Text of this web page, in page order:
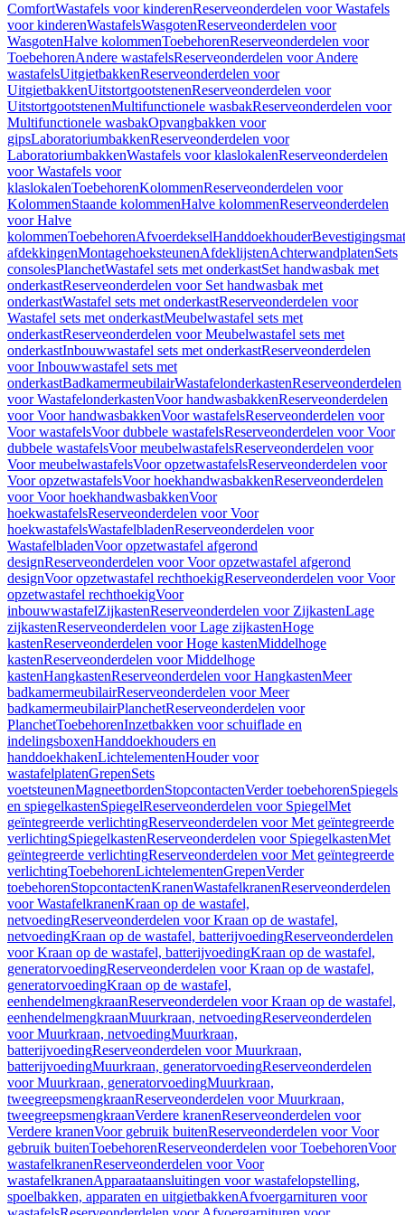
ComfortWastafels voor kinderenReserveonderdelen voor Wastafels
voor kinderenWastafelsWasgotenReserveonderdelen voor
WasgotenHalve kolommenToebehorenReserveonderdelen voor
ToebehorenAndere wastafelsReserveonderdelen voor Andere
wastafelsUitgietbakkenReserveonderdelen voor
UitgietbakkenUitstortgootstenenReserveonderdelen voor
UitstortgootstenenMultifunctionele wasbakReserveonderdelen voor
Multifunctionele wasbakOpvangbakken voor
gipsLaboratoriumbakkenReserveonderdelen voor
LaboratoriumbakkenWastafels voor klaslokalenReserveonderdelen
voor Wastafels voor
klaslokalenToebehorenKolommenReserveonderdelen voor
KolommenStaande kolommenHalve kolommenReserveonderdelen
voor Halve
kolommenToebehorenAfvoerdekselHanddoekhouder
afdekkingenMontagehoeksteunenAfdeklijstenAchterwandplatenSets
consolesPlanchetWastafel sets met onderkastSet handwasbak met
onderkastReserveonderdelen voor Set handwasbak met
onderkastWastafel sets met onderkastReserveonderdelen voor
Wastafel sets met onderkastMeubelwastafel sets met
onderkastReserveonderdelen voor Meubelwastafel sets met
onderkastInbouwwastafel sets met onderkastReserveonderdelen
voor Inbouwwastafel sets met
onderkastBadkamermeubilairWastafelonderkastenReserveonderdelen
voor WastafelonderkastenVoor handwasbakkenReserveonderdelen
voor Voor handwasbakkenVoor wastafelsReserveonderdelen voor
Voor wastafelsVoor dubbele wastafelsReserveonderdelen voor Voor
dubbele wastafelsVoor meubelwastafelsReserveonderdelen voor
Voor meubelwastafelsVoor opzetwastafelsReserveonderdelen voor
Voor opzetwastafelsVoor hoekhandwasbakkenReserveonderdelen
voor Voor hoekhandwasbakkenVoor
hoekwastafelsReserveonderdelen voor Voor
hoekwastafelsWastafelbladenReserveonderdelen voor
WastafelbladenVoor opzetwastafel afgerond
designReserveonderdelen voor Voor opzetwastafel afgerond
designVoor opzetwastafel rechthoekigReserveonderdelen voor Voor
opzetwastafel rechthoekigVoor
inbouwwastafelZijkastenReserveonderdelen voor ZijkastenLage
zijkastenReserveonderdelen voor Lage zijkastenHoge
kastenReserveonderdelen voor Hoge kastenMiddelhoge
kastenReserveonderdelen voor Middelhoge
kastenHangkastenReserveonderdelen voor HangkastenMeer
badkamermeubilairReserveonderdelen voor Meer
badkamermeubilairPlanchetReserveonderdelen voor
PlanchetToebehorenInzetbakken voor schuiflade en
indelingsboxenHanddoekhouders en
handdoekhakenLichtelementenHouder voor
wastafelplatenGrepenSets
voetsteunenMagneetbordenStopcontactenVerder toebehorenSpiegels
en spiegelkastenSpiegelReserveonderdelen voor SpiegelMet
geïntegreerde verlichtingReserveonderdelen voor Met geïntegreerde
verlichtingSpiegelkastenReserveonderdelen voor SpiegelkastenMet
geïntegreerde verlichtingReserveonderdelen voor Met geïntegreerde
verlichtingToebehorenLichtelementenGrepenVerder
toebehorenStopcontactenKranenWastafelkranenReserveonderdelen
voor WastafelkranenKraan op de wastafel,
netvoedingReserveonderdelen voor Kraan op de wastafel,
netvoedingKraan op de wastafel, batterijvoedingReserveonderdelen
voor Kraan op de wastafel, batterijvoedingKraan op de wastafel,
generatorvoedingReserveonderdelen voor Kraan op de wastafel,
generatorvoedingKraan op de wastafel,
eenhendelmengkraanReserveonderdelen voor Kraan op de wastafel,
eenhendelmengkraanMuurkraan, netvoedingReserveonderdelen
voor Muurkraan, netvoedingMuurkraan,
batterijvoedingReserveonderdelen voor Muurkraan,
batterijvoedingMuurkraan, generatorvoedingReserveonderdelen
voor Muurkraan, generatorvoedingMuurkraan,
tweegreepsmengkraanReserveonderdelen voor Muurkraan,
tweegreepsmengkraanVerdere kranenReserveonderdelen voor
Verdere kranenVoor gebruik buitenReserveonderdelen voor Voor
gebruik buitenToebehorenReserveonderdelen voor ToebehorenVoor
wastafelkranenReserveonderdelen voor Voor
wastafelkranenApparaataansluitingen voor wastafelopstelling,
spoelbakken, apparaten en uitgietbakkenAfvoergarnituren voor